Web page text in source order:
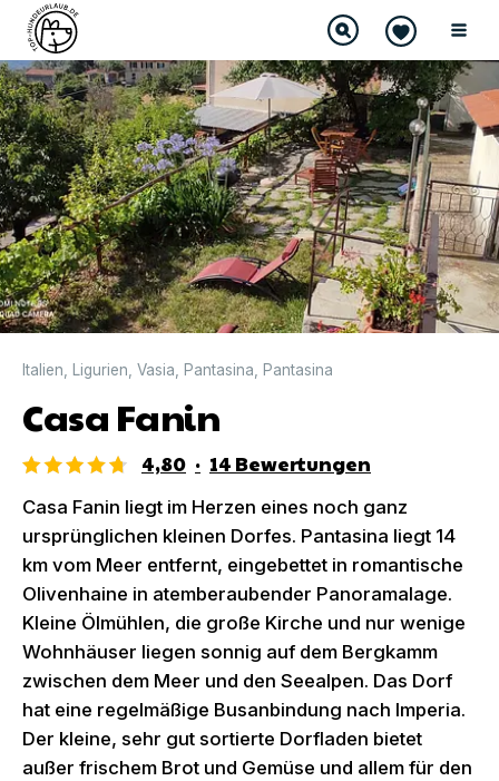
DIREKT BUCHBAR
Italien Ligurien Vasia Pantasina Pantasina
Casa Fanin
4,80 · 14 Bewertungen
Casa Fanin liegt im Herzen eines noch ganz
ursprünglichen kleinen Dorfes. Pantasina liegt 14
km vom Meer entfernt, eingebettet in romantische
Olivenhaine in atemberaubender Panoramalage.
Kleine Ölmühlen, die große Kirche und nur wenige
Wohnhäuser liegen sonnig auf dem Bergkamm
zwischen dem Meer und den Seealpen. Das Dorf
hat eine regelmäßige Busanbindung nach Imperia.
Der kleine, sehr gut sortierte Dorfladen bietet
außer frischem Brot und Gemüse und allem für den